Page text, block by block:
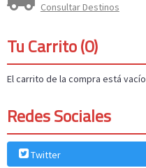
Consultar Destinos
Tu Carrito (0)
El carrito de la compra está vacío
Redes Sociales
Twitter